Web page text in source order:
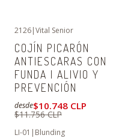
2126|Vital Senior
COJÍN PICARÓN
ANTIESCARAS CON
FUNDA | ALIVIO Y
PREVENCIÓN
desde$10.748 CLP
$11.756 CLP
LI-01 | Blunding